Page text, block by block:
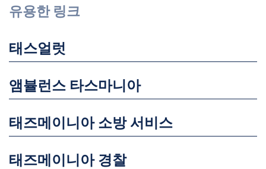
유용한 링크
태스얼럿
앰뷸런스 타스마니아
태즈메이니아 소방 서비스
태즈메이니아 경찰